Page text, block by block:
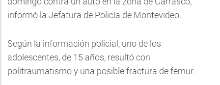
informó la Jefatura de Policía de Montevideo.
Según la información policial, uno de los
adolescentes, de 15 años, resultó con
politraumatismo y una posible fractura de fémur.